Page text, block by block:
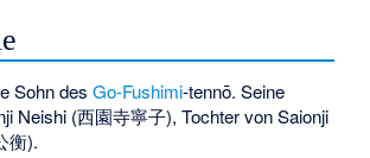
Sohn desGo-Fushimi-tennō. Seine
Neishi (西園寺寧子), Tochter von Saionji
衡).